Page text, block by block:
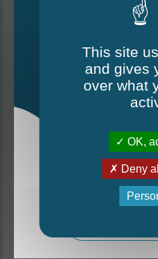
CONTACTEZ-NOUS
6 rue de la Harderie, 49220
02 41 95 32 15
Le Mag -
La nouvelle édition
This site
and gives
over what
OK,
Deny